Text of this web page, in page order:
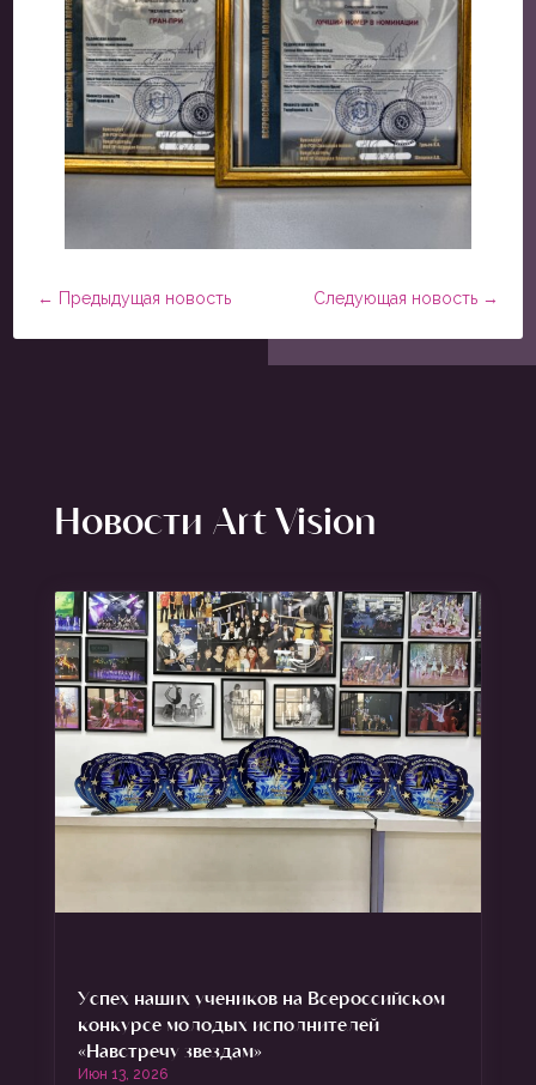
← Предыдущая новость Следующая новость→
Новости Art Vision
Успех наших учеников на Всероссийском
конкурсе молодых исполнителей
«Навстречу звездам»
Июн 13, 2026